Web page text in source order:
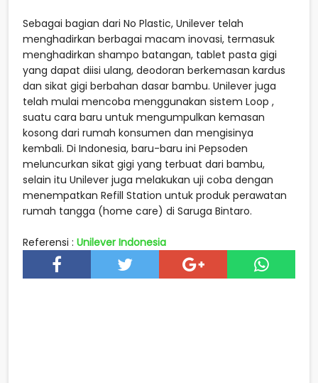
Sebagai bagian dari No Plastic, Unilever telah
menghadirkan berbagai macam inovasi, termasuk
menghadirkan shampo batangan, tablet pasta gigi
yang dapat diisi ulang, deodoran berkemasan kardus
dan sikat gigi berbahan dasar bambu. Unilever juga
telah mulai mencoba menggunakan sistem Loop ,
suatu cara baru untuk mengumpulkan kemasan
kosong dari rumah konsumen dan mengisinya
kembali. Di Indonesia, baru-baru ini Pepsoden
meluncurkan sikat gigi yang terbuat dari bambu,
selain itu Unilever juga melakukan uji coba dengan
menempatkan Refill Station untuk produk perawatan
rumah tangga (home care) di Saruga Bintaro.
Referensi : Unilever Indonesia